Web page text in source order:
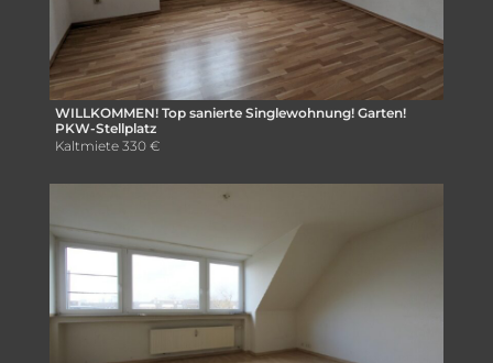
WILLKOMMEN! Top sanierte Singlewohnung! Garten!
PKW-Stellplatz
Kaltmiete 330 €